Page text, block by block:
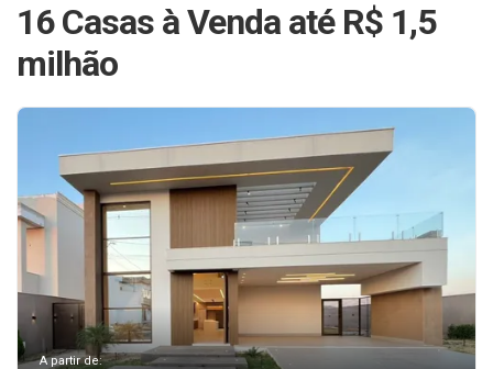
16 Casas à Venda até R$ 1,5
milhão
A partir de: